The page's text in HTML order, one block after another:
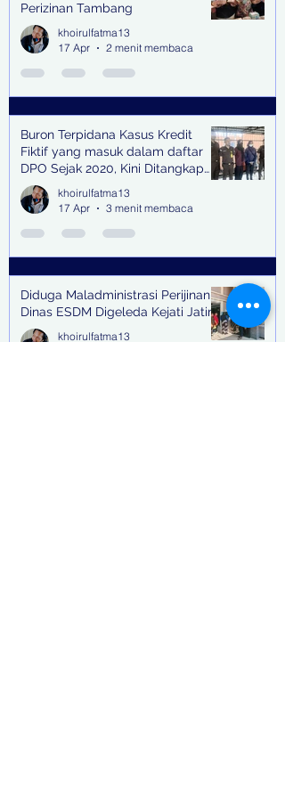
Perizinan Tambang
khoirulfatma13
17 Apr
2 menit membaca
Buron Terpidana Kasus Kredit
Fiktif yang masuk dalam daftar
DPO Sejak 2020, Kini Ditangkap
Kejari Surabaya
khoirulfatma13
17 Apr
3 menit membaca
Diduga Maladministrasi Perijinan,
Dinas ESDM Digeleda Kejati Jatim
khoirulfatma13